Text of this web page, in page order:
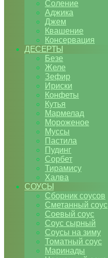
Соление
Аджика
Джем
Квашение
Консервация
ДЕСЕРТЫ
Безе
Желе
Зефир
Ириски
Конфеты
Кутья
Мармелад
Мороженое
Муссы
Пастила
Пудинг
Сорбет
Тирамису
Халва
СОУСЫ
Сборник соусов
Сметанный соус
Соевый соус
Соус сырный
Соусы на зиму
Томатный соус
Маринады